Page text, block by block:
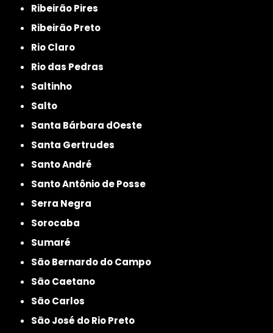
Ribeirão Pires
Ribeirão Preto
Rio Claro
Rio das Pedras
Saltinho
Salto
Santa Bárbara dOeste
Santa Gertrudes
Santo André
Santo Antônio de Posse
Serra Negra
Sorocaba
Sumaré
São Bernardo do Campo
São Caetano
São Carlos
São José do Rio Preto